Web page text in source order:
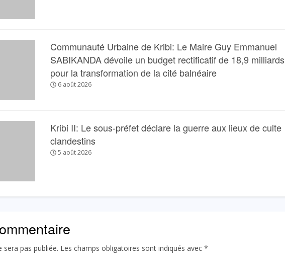
Communauté Urbaine de Kribi: Le Maire Guy Emmanuel
SABIKANDA dévoile un budget rectificatif de 18,9 milliards
pour la transformation de la cité balnéaire
6 août 2026
Kribi II: Le sous-préfet déclare la guerre aux lieux de culte
clandestins
5 août 2026
sera pas publiée. Les champs obligatoires sont indiqués avec *